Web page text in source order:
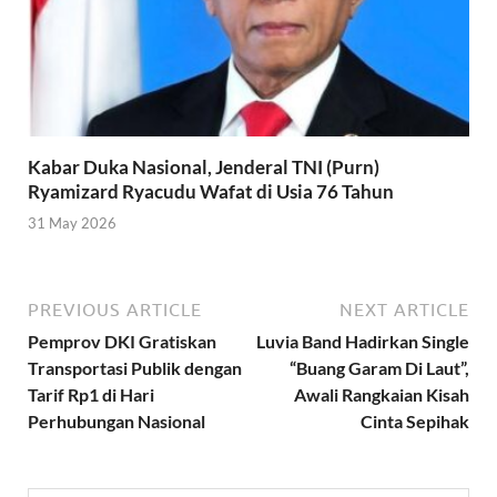
Kabar Duka Nasional, Jenderal TNI (Purn)
Ryamizard Ryacudu Wafat di Usia 76 Tahun
31 May 2026
PREVIOUS ARTICLE
Pemprov DKI Gratiskan
Transportasi Publik dengan
Tarif Rp1 di Hari
Perhubungan Nasional
NEXT ARTICLE
Luvia Band Hadirkan Single
“Buang Garam Di Laut”,
Awali Rangkaian Kisah
Cinta Sepihak